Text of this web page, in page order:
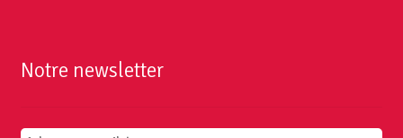
Notre newsletter